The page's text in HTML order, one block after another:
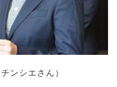
ンシエさん）